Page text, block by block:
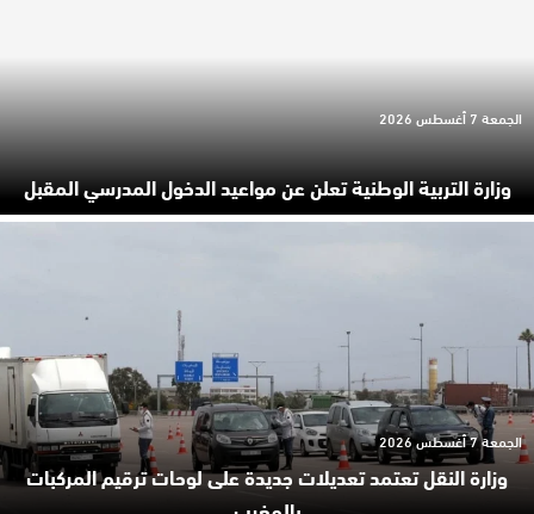
وزارة التربية الوطنية تعلن عن مواعيد الدخول المدرسي المقبل
الجمعة 7 أغسطس 2026
وزارة النقل تعتمد تعديلات جديدة على لوحات ترقيم المركبات
الجمعة 7 أغسطس 2026